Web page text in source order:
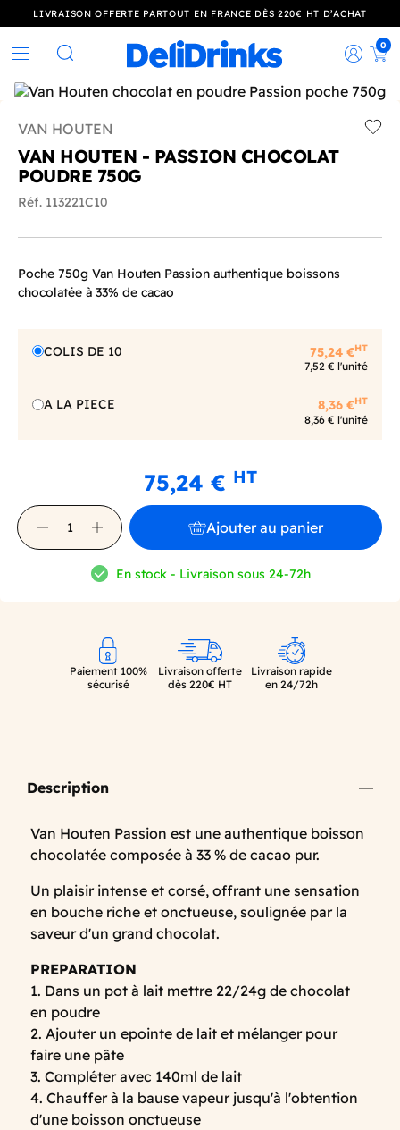
LIVRAISON OFFERTE PARTOUT EN FRANCE DÈS 220€ HT D’ACHAT
Rechercher
0
VAN HOUTEN
VAN HOUTEN - PASSION CHOCOLAT
POUDRE 750G
Réf. 113221C10
Poche 750g Van Houten Passion authentique boissons
chocolatée à 33% de cacao
COLIS DE 10 75,24 €HT
7,52 € l'unité
A LA PIECE 8,36 €HT
8,36 € l'unité
75,24 € HT
Ajouter au panier
En stock - Livraison sous 24-72h
Paiement 100%
sécurisé
Livraison offerte
dès 220€ HT
Livraison rapide
en 24/72h
Description
Van Houten Passion est une authentique boisson
chocolatée composée à 33 % de cacao pur.
Un plaisir intense et corsé, offrant une sensation
en bouche riche et onctueuse, soulignée par la
saveur d'un grand chocolat.
PREPARATION
1. Dans un pot à lait mettre 22/24g de chocolat
en poudre
2. Ajouter un epointe de lait et mélanger pour
faire une pâte
3. Compléter avec 140ml de lait
4. Chauffer à la bause vapeur jusqu'à l'obtention
d'une boisson onctueuse